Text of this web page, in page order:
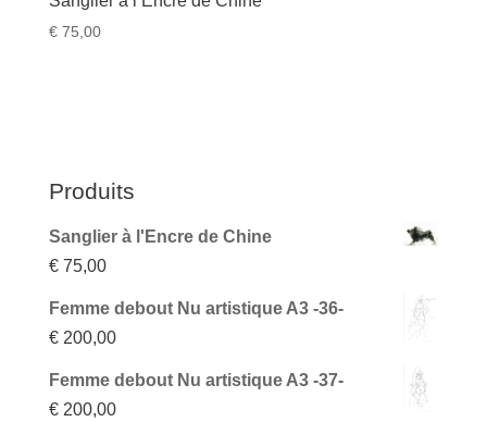
€75,00
Produits
Sanglier à l'Encre de Chine
€75,00
Femme debout Nu artistique A3 -36-
€200,00
Femme debout Nu artistique A3 -37-
€200,00